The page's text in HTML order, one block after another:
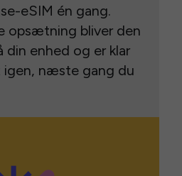
eSIM én gang.
opsætning bliver den
din enhed og er klar
igen, næste gang du